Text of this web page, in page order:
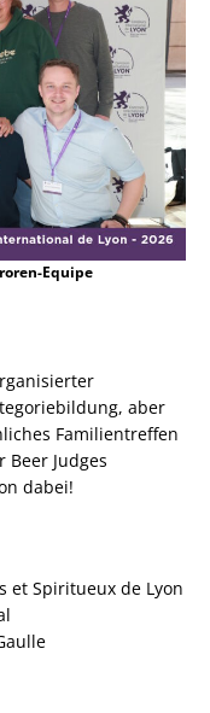
Equipe
aber
Familientreffen
Judges
dabei!
et Spiritueux de Lyon